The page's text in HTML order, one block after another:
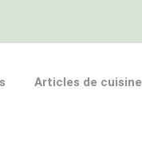
Articles de cuisine